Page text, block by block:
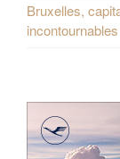
Bruxelles,
incontournables